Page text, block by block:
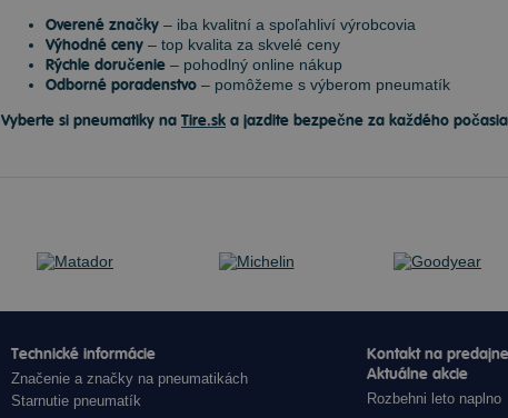
Overené značky – iba kvalitní a spoľahliví výrobcovia
Výhodné ceny – top kvalita za skvelé ceny
Rýchle doručenie – pohodlný online nákup
Odborné poradenstvo – pomôžeme s výberom pneumatík
Vyberte si pneumatiky na Tire.sk a jazdite bezpečne za každého
Technické informácie
Značenie a značky na pneumatikách
Starnutie pneumatík
Kontakt na predajne
Aktuálne akcie
Rozbehni leto naplno